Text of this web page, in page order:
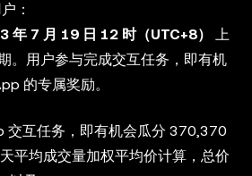
：
年 7 月 19 日 12 时（UTC+8）
上
。用户参与完成交互任务，即有机
的专属奖励。
交互任务，即有机会瓜分 370,370
平均成交量加权平均价计算，总价